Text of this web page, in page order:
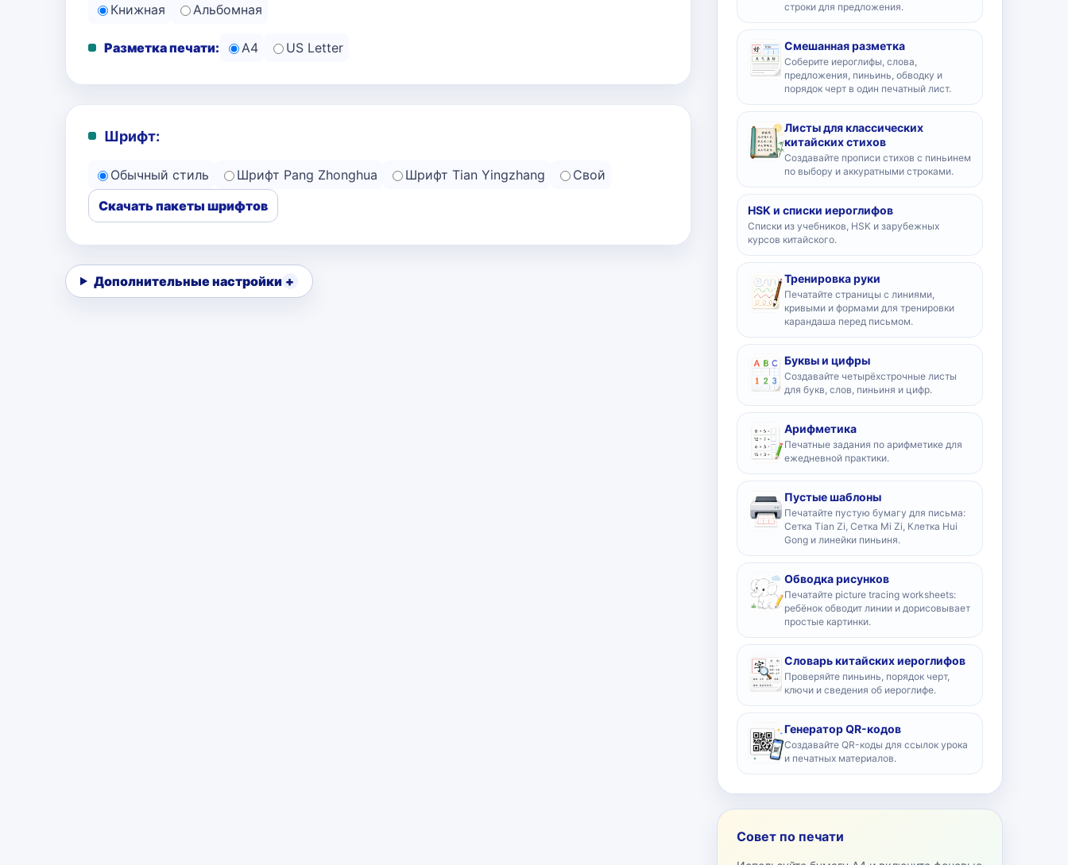
Книжная Альбомная
Разметка печати: A4 US Letter
Шрифт:
Обычный стиль Шрифт Pang Zhonghua Шрифт Tian Yingzhang
Свой
Скачать пакеты шрифтов
Дополнительные настройки
строки для предложения.
Смешанная разметка
Соберите иероглифы, слова,
предложения, пиньинь, обводку и
порядок черт в один печатный лист.
Листы для классических
китайских стихов
Создавайте прописи стихов с пиньинем
по выбору и аккуратными строками.
HSK и списки иероглифов
Списки из учебников, HSK и зарубежных
курсов китайского.
Тренировка руки
Печатайте страницы с линиями,
кривыми и формами для тренировки
карандаша перед письмом.
Буквы и цифры
Создавайте четырёхстрочные листы
для букв, слов, пиньиня и цифр.
Арифметика
Печатные задания по арифметике для
ежедневной практики.
Пустые шаблоны
Печатайте пустую бумагу для письма:
Сетка Tian Zi, Сетка Mi Zi, Клетка Hui
Gong и линейки пиньиня.
Обводка рисунков
Печатайте picture tracing worksheets:
ребёнок обводит линии и дорисовывает
простые картинки.
Словарь китайских иероглифов
Проверяйте пиньинь, порядок черт,
ключи и сведения об иероглифе.
Генератор QR-кодов
Создавайте QR-коды для ссылок урока
и печатных материалов.
Совет по печати